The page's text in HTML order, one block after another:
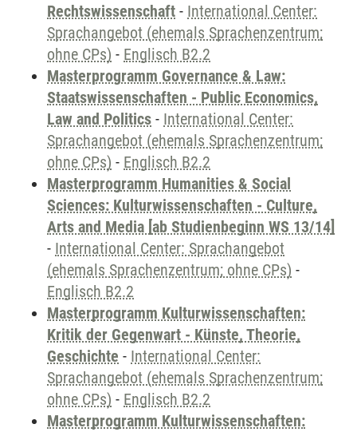
Rechtswissenschaft - International Center:
Sprachangebot (ehemals Sprachenzentrum;
ohne CPs) - Englisch B2.2
Masterprogramm Governance & Law:
Staatswissenschaften - Public Economics,
Law and Politics - International Center:
Sprachangebot (ehemals Sprachenzentrum;
ohne CPs) - Englisch B2.2
Masterprogramm Humanities & Social
Sciences: Kulturwissenschaften - Culture,
Arts and Media [ab Studienbeginn WS 13/14]
- International Center: Sprachangebot
(ehemals Sprachenzentrum; ohne CPs) -
Englisch B2.2
Masterprogramm Kulturwissenschaften:
Kritik der Gegenwart - Künste, Theorie,
Geschichte - International Center:
Sprachangebot (ehemals Sprachenzentrum;
ohne CPs) - Englisch B2.2
Masterprogramm Kulturwissenschaften: